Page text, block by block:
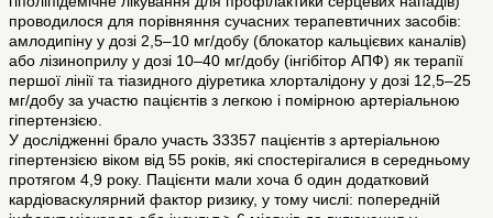
проводилося для порівняння сучасних терапевтичних засобів:
амлодипіну у дозі 2,5–10 мг/добу (блокатор кальцієвих каналів)
або лізиноприлу у дозі 10–40 мг/добу (інгібітор АПФ) як терапії
першої лінії та тіазидного діуретика хлорталідону у дозі 12,5–25
мг/добу за участю пацієнтів з легкою і помірною артеріальною
гіпертензією.
У дослідженні брало участь 33357 пацієнтів з артеріальною
гіпертензією віком від 55 років, які спостерігалися в середньому
протягом 4,9 року. Пацієнти мали хоча б один додатковий
кардіоваскулярний фактор ризику, у тому числі: попередній